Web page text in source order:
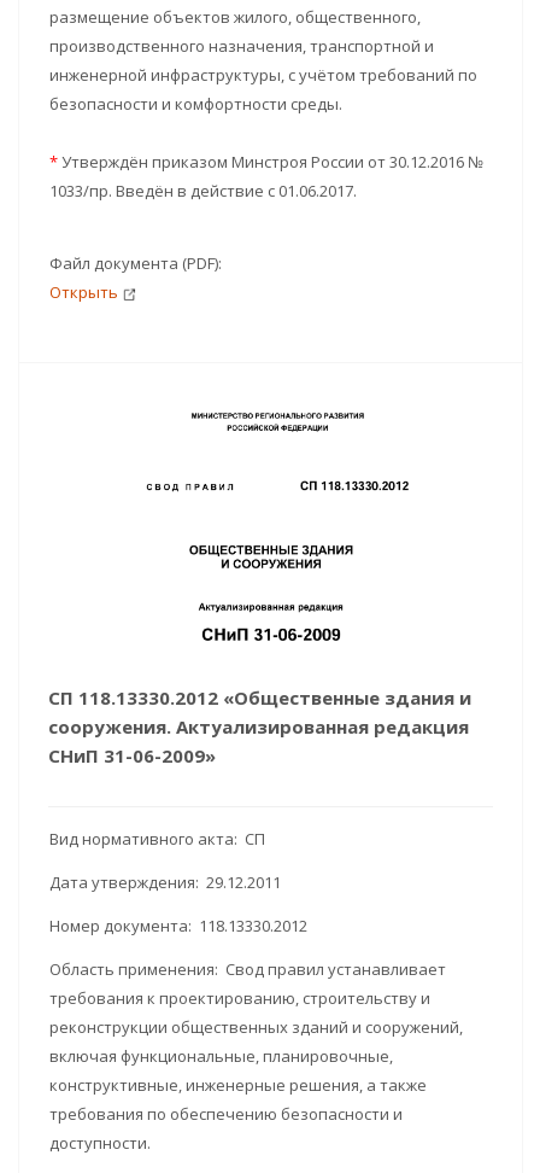
размещение объектов жилого, общественного,
производственного назначения, транспортной и
инженерной инфраструктуры, с учётом требований по
безопасности и комфортности среды.
*Утверждён приказом Минстроя России от 30.12.2016 №
1033/пр. Введён в действие с 01.06.2017.
Файл документа (PDF):
Открыть
СП 118.13330.2012 «Общественные здания и
сооружения. Актуализированная редакция
СНиП 31-06-2009»
Вид нормативного акта: СП
Дата утверждения: 29.12.2011
Номер документа: 118.13330.2012
Область применения: Свод правил устанавливает
требования к проектированию, строительству и
реконструкции общественных зданий и сооружений,
включая функциональные, планировочные,
конструктивные, инженерные решения, а также
требования по обеспечению безопасности и
доступности.